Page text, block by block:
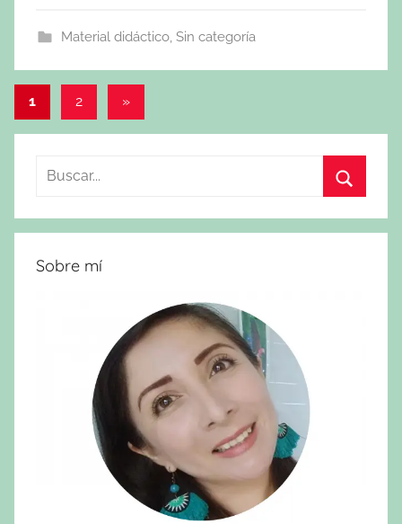
Material didáctico, Sin categoría
Navegación
de
entradas
1 2
Entradas
»
Buscar:
Sobre mí